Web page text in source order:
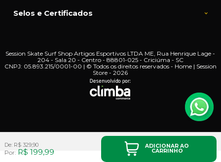
Selos e Certificados
Session Skate Surf Shop Artigos Esportivos LTDA ME, Rua Henrique Lage -
204 - Sala 20 - Centro - 88801-025 - Criciúma - SC
CNPJ: 05.893.215/0001-00 | © Todos os direitos reservados - Home | Session
Store - 2026
De: R$ 329,90
Por: R$ 199,99
ADICIONAR AO
CARRINHO